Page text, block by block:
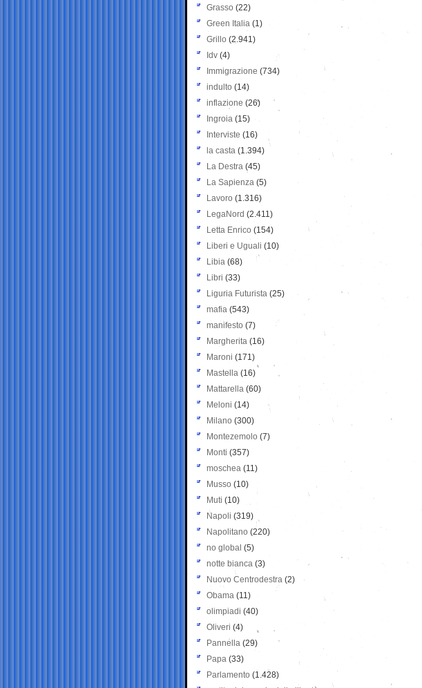
Grasso (22)
Green Italia (1)
Grillo (2.941)
Idv (4)
Immigrazione (734)
indulto (14)
inflazione (26)
Ingroia (15)
Interviste (16)
la casta (1.394)
La Destra (45)
La Sapienza (5)
Lavoro (1.316)
LegaNord (2.411)
Letta Enrico (154)
Liberi e Uguali (10)
Libia (68)
Libri (33)
Liguria Futurista (25)
mafia (543)
manifesto (7)
Margherita (16)
Maroni (171)
Mastella (16)
Mattarella (60)
Meloni (14)
Milano (300)
Montezemolo (7)
Monti (357)
moschea (11)
Musso (10)
Muti (10)
Napoli (319)
Napolitano (220)
no global (5)
notte bianca (3)
Nuovo Centrodestra (2)
Obama (11)
olimpiadi (40)
Oliveri (4)
Pannella (29)
Papa (33)
Parlamento (1.428)